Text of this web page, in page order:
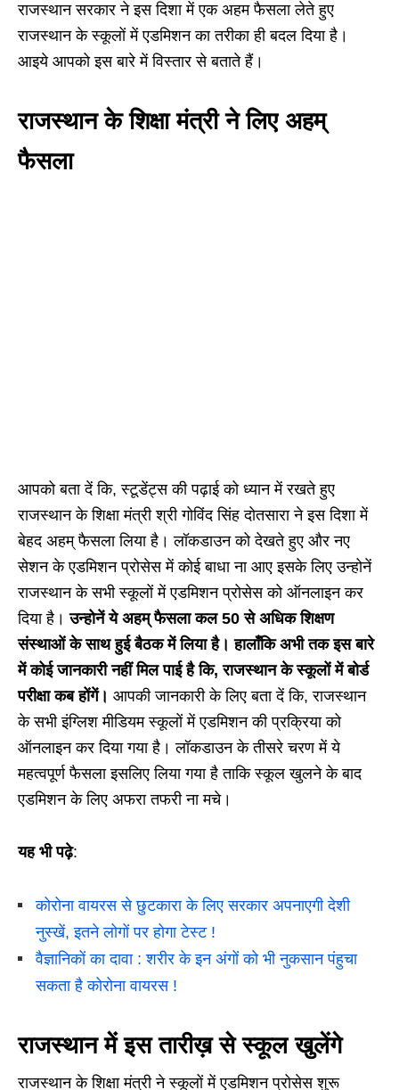
राजस्थान सरकार ने इस दिशा में एक अहम फैसला लेते हुए
राजस्थान के स्कूलों में एडमिशन का तरीका ही बदल दिया है।
आइये आपको इस बारे में विस्तार से बताते हैं।
राजस्थान के शिक्षा मंत्री ने लिए अहम्
फैसला
आपको बता दें कि, स्टूडेंट्स की पढ़ाई को ध्यान में रखते हुए
राजस्थान के शिक्षा मंत्री श्री गोविंद सिंह दोतसारा ने इस दिशा में
बेहद अहम् फैसला लिया है। लॉकडाउन को देखते हुए और नए
सेशन के एडमिशन प्रोसेस में कोई बाधा ना आए इसके लिए उन्होनें
राजस्थान के सभी स्कूलों में एडमिशन प्रोसेस को ऑनलाइन कर
दिया है।उन्होनें ये अहम् फैसला कल 50 से अधिक शिक्षण
संस्थाओं के साथ हुई बैठक में लिया है। हालाँकि अभी तक इस बारे
में कोई जानकारी नहीं मिल पाई है कि, राजस्थान के स्कूलों में बोर्ड
परीक्षा कब होंगें। आपकी जानकारी के लिए बता दें कि, राजस्थान
के सभी इंग्लिश मीडियम स्कूलों में एडमिशन की प्रक्रिया को
ऑनलाइन कर दिया गया है। लॉकडाउन के तीसरे चरण में ये
महत्वपूर्ण फैसला इसलिए लिया गया है ताकि स्कूल खुलने के बाद
एडमिशन के लिए अफरा तफरी ना मचे।
यह भी पढ़े:
कोरोना वायरस से छुटकारा के लिए सरकार अपनाएगी देशी
नुस्खें, इतने लोगों पर होगा टेस्ट !
वैज्ञानिकों का दावा : शरीर के इन अंगों को भी नुकसान पंहुचा
सकता है कोरोना वायरस !
राजस्थान में इस तारीख़ से स्कूल खुलेंगे
राजस्थान के शिक्षा मंत्री ने स्कूलों में एडमिशन प्रोसेस शुरू